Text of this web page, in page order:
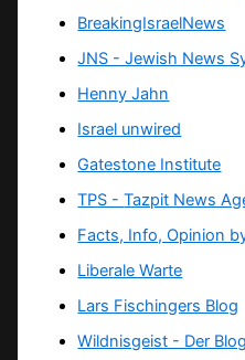
BreakingIsraelNews
JNS - Jewish News
Henny Jahn
Israel unwired
Gatestone Institute
TPS -Tazpit News
Facts, Info, Opinion
Liberale Warte
Lars Fischingers Blog
Wildnisgeist - Der